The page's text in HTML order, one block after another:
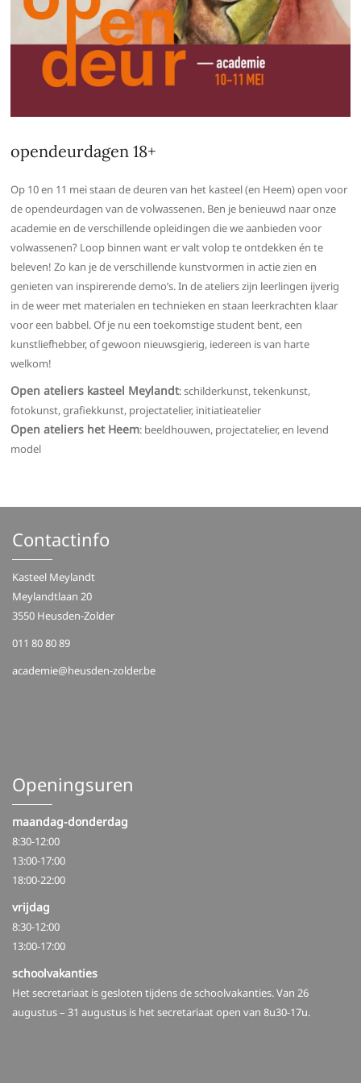
opendeurdagen 18+
Op 10 en 11 mei staan de deuren van het kasteel (en Heem) open voor
de opendeurdagen van de volwassenen. Ben je benieuwd naar onze
academie en de verschillende opleidingen die we aanbieden voor
volwassenen? Loop binnen want er valt volop te ontdekken én te
beleven! Zo kan je de verschillende kunstvormen in actie zien en
genieten van inspirerende demo’s. In de ateliers zijn leerlingen ijverig
in de weer met materialen en technieken en staan leerkrachten klaar
voor een babbel. Of je nu een toekomstige student bent, een
kunstliefhebber, of gewoon nieuwsgierig, iedereen is van harte
welkom!
Open ateliers kasteel Meylandt: schilderkunst, tekenkunst,
fotokunst, grafiekkunst, projectatelier, initiatieatelier
Open ateliers het Heem: beeldhouwen, projectatelier, en levend
model
Contactinfo
Kasteel Meylandt
Meylandtlaan 20
3550 Heusden-Zolder
011 80 80 89
academie@heusden-zolder.be
Openingsuren
maandag-donderdag
8:30-12:00
13:00-17:00
18:00-22:00
vrijdag
8:30-12:00
13:00-17:00
schoolvakanties
Het secretariaat is gesloten tijdens de schoolvakanties. Van 26
augustus – 31 augustus is het secretariaat open van 8u30-17u.